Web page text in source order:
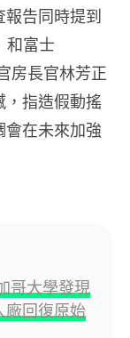
告同時提到
和富士
房長官林芳正
，指造假動搖
會在未來加強
哥大學發現
回復原始